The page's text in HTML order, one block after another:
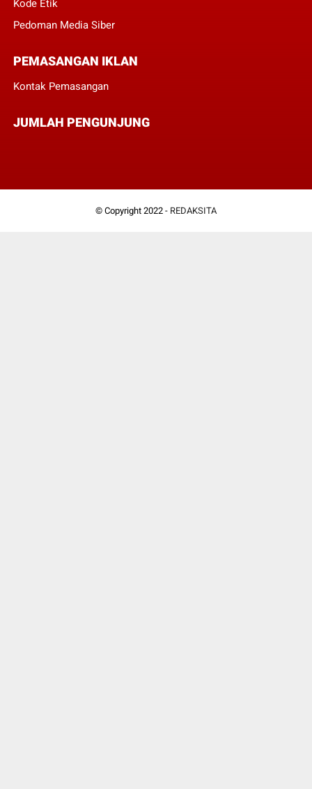
Kode Etik
Pedoman Media Siber
PEMASANGAN IKLAN
Kontak Pemasangan
JUMLAH PENGUNJUNG
© Copyright 2022 - REDAKSITA